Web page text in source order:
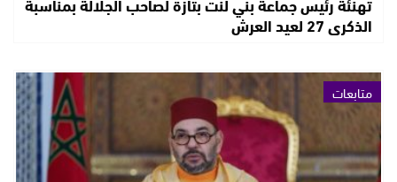
الذكرى 27 لعيد العرش
متابعات